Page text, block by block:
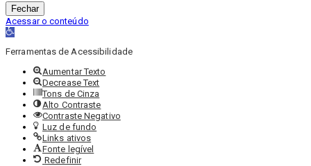
Fechar
Acessar o conteúdo
Abrir
barra
ferramentas
Ferramentas de Acessibilidade
Aumentar Texto
Decrease Text
Tons de Cinza
Alto Contraste
Contraste Negativo
Luz de fundo
Links ativos
Fonte legível
Redefinir